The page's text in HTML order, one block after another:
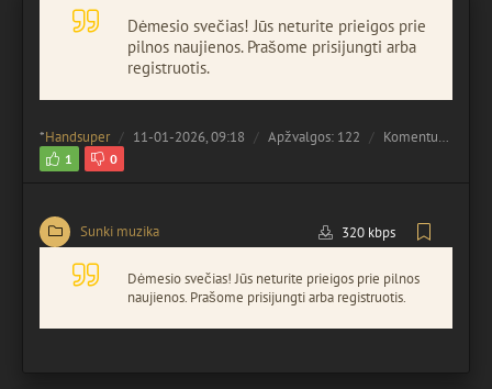
Dėmesio svečias! Jūs neturite prieigos prie
pilnos naujienos. Prašome prisijungti arba
registruotis.
*Handsuper 11-01-2026, 09:18 Apžvalgos: 122 Komentuota:
1 0
Sunki muzika 320 kbps
Dėmesio svečias! Jūs neturite prieigos prie pilnos
naujienos. Prašome prisijungti arba registruotis.